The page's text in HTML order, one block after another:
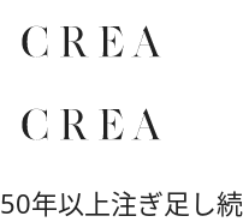
50年以上注ぎ足し